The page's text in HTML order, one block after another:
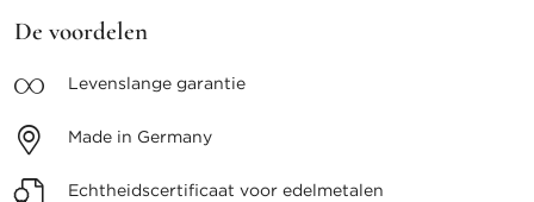
De voordelen
Levenslange garantie
Made in Germany
Echtheidscertificaat voor edelmetalen